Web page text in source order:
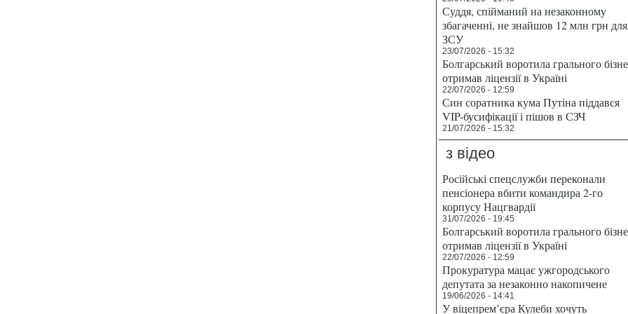
Суддя, спійманий на незаконному
збагаченні, не знайшов 12 млн грн для
ЗСУ
23/07/2026 - 15:32
Болгарський воротила грального
отримав ліцензії в Україні
22/07/2026 - 12:59
Син соратника кума Путіна піддався
VIP-бусифікації і пішов в СЗЧ
21/07/2026 - 15:32
з відео
Російські спецслужби переконали
пенсіонера вбити командира 2-го
корпусу Нацгвардії
31/07/2026 - 19:45
Болгарський воротила грального
отримав ліцензії в Україні
22/07/2026 - 12:59
Прокуратура мацає ужгородського
депутата за незаконно накопичене
19/06/2026 - 14:41
У віцепрем’єра Кулеби хочуть